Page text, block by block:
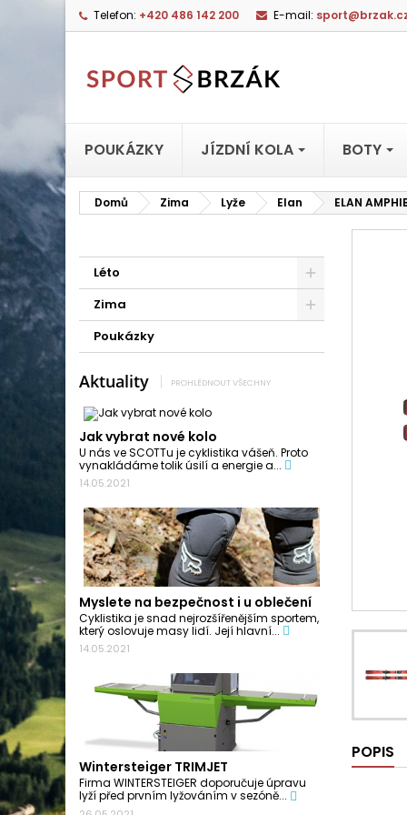
Telefon: +420 486 142 200 E-mail:
POUKÁZKY JÍZDNÍ KOLA BOTY
Domů Zima Lyže Elan ELAN
Léto
Zima
Poukázky
Aktuality PROHLÉDNOUT VŠECHNY
Jak vybrat nové kolo
U nás ve SCOTTu je cyklistika vášeň. Proto
vynakládáme tolik úsilí a energie a...
14.05.2021
Myslete na bezpečnost i u oblečení
Cyklistika je snad nejrozšířenějším sportem,
který oslovuje masy lidí. Její hlavní...
14.05.2021
Wintersteiger TRIMJET
Firma WINTERSTEIGER doporučuje úpravu
lyží před prvním lyžováním v sezóně...
POPIS